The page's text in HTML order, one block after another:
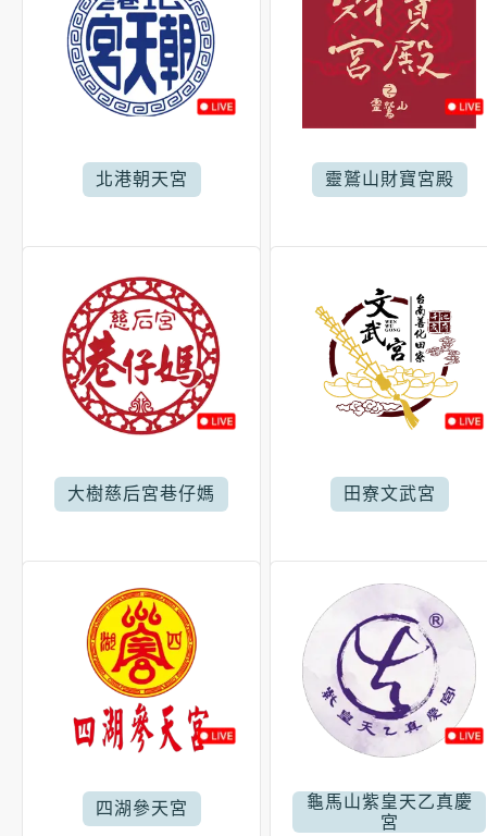
北港朝天宮 靈鷲山財寶宮殿
大樹慈后宮巷仔媽 田寮文武宮
四湖參天宮
龜馬山紫皇天乙真慶
宮